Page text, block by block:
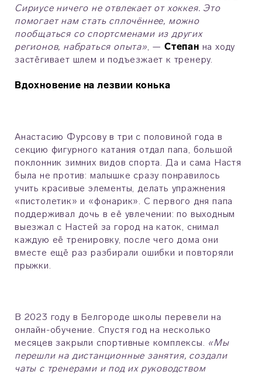
Сириусе ничего не отвлекает от хоккея. Это
помогает нам стать сплочённее, можно
пообщаться со спортсменами из других
регионов, набраться опыта», —Степан на ходу
застёгивает шлем и подъезжает к тренеру.
Вдохновение на лезвии конька
Анастасию Фурсову в три с половиной года в
секцию фигурного катания отдал папа, большой
поклонник зимних видов спорта. Да и сама Настя
была не против: малышке сразу понравилось
учить красивые элементы, делать упражнения
«пистолетик» и «фонарик». С первого дня папа
поддерживал дочь в её увлечении: по выходным
выезжал с Настей за город на каток, снимал
каждую её тренировку, после чего дома они
вместе ещё раз разбирали ошибки и повторяли
прыжки.
В 2023 году в Белгороде школы перевели на
онлайн-обучение. Спустя год на несколько
месяцев закрыли спортивные комплексы. «Мы
перешли на дистанционные занятия, создали
чаты с тренерами и под их руководством